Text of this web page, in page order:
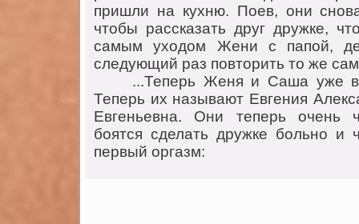
пришли на кухню. Поев, они
чтобы рассказать друг дружке,
самым уходом Жени с папой,
следующий раз повторить то же
...Теперь Женя и Саша уже
Теперь их называют Евгения
Евгеньевна. Они теперь очень
боятся сделать дружке больно и
первый оргазм: